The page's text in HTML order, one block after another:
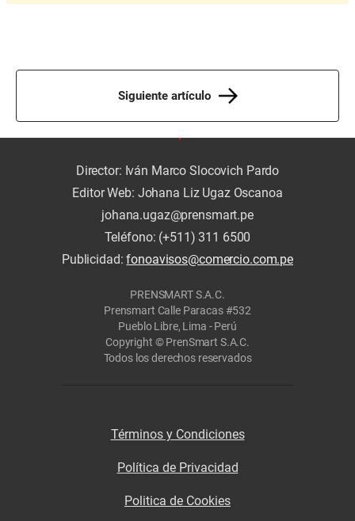
Siguiente artículo
Director: Iván Marco Slocovich Pardo
Editor Web: Johana Liz Ugaz Oscanoa
johana.ugaz@prensmart.pe
Teléfono: (+511) 311 6500
Publicidad:fonoavisos@comercio.com.pe
PRENSMART S.A.C.
Prensmart Calle Paracas #532
Pueblo Libre, Lima - Perú
Copyright © PrenSmart S.A.C.
Todos los derechos reservados
Términos y Condiciones
Política de Privacidad
Politica de Cookies